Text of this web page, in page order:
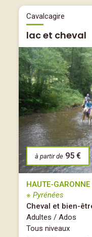
Cavalcagire
lac et cheval
à partir de 95 €
HAUTE-GARONNE
※ Pyrénées
Cheval et bien-
Adultes / Ados
Tous niveaux